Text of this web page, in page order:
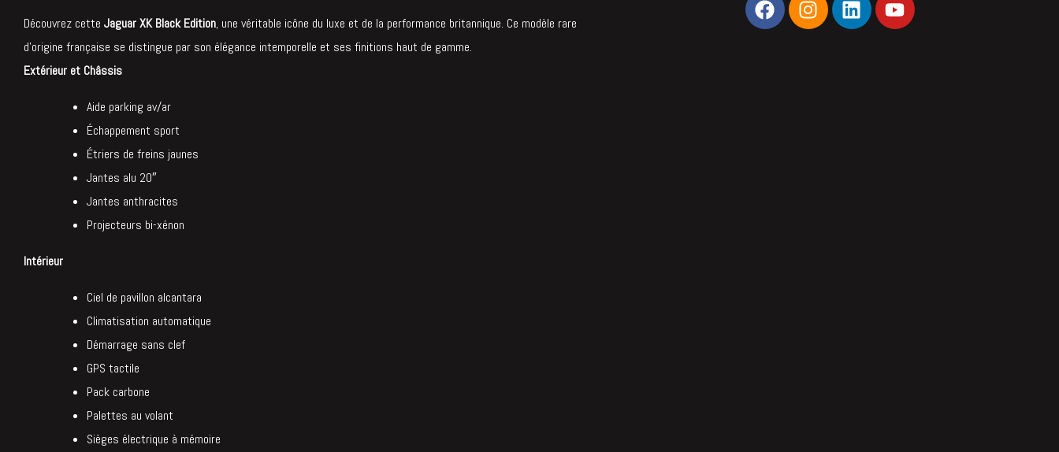
Découvrez cette Jaguar XK Black Edition, une véritable icône du luxe et de la performance britannique. Ce modèle rare
d’origine française se distingue par son élégance intemporelle et ses finitions haut de gamme.
Extérieur et Châssis
Aide parking av/ar
Échappement sport
Étriers de freins jaunes
Jantes alu 20″
Jantes anthracites
Projecteurs bi-xénon
Intérieur
Ciel de pavillon alcantara
Climatisation automatique
Démarrage sans clef
GPS tactile
Pack carbone
Palettes au volant
Sièges électrique à mémoire